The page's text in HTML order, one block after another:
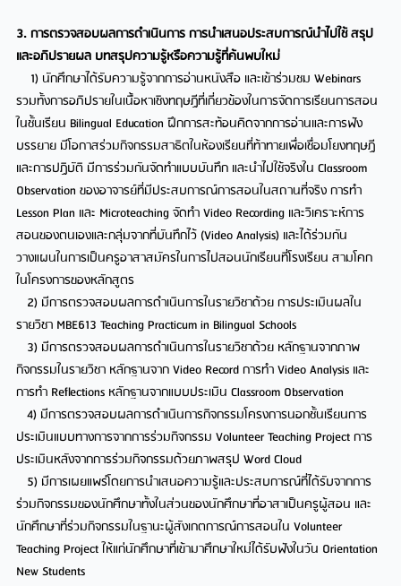
3. การตรวจสอบผลการดำเนินการ การนำเสนอประสบการณ์นำไปใช้ สรุป
และอภิปรายผล บทสรุปความรู้หรือความรู้ที่ค้นพบใหม่
1) นักศึกษาได้รับความรู้จากการอ่านหนังสือ และเข้าร่วมชม Webinars
รวมทั้งการอภิปรายในเนื้อหาเชิงทฤษฏีที่เกี่ยวข้องในการจัดการเรียนการสอน
ในชั้นเรียน Bilingual Education ฝึกการสะท้อนคิดจากการอ่านและการฟัง
บรรยาย มีโอกาสร่วมกิจกรรมสาธิตในห้องเรียนที่ท้าทายเพื่อเชื่อมโยงทฤษฏี
และการปฏิบัติ มีการร่วมกันจัดทำแบบบันทึก และนำไปใช้จริงใน Classroom
Observation ของอาจารย์ที่มีประสบการณ์การสอนในสถานที่จริง การทำ
Lesson Plan และ Microteaching จัดทำ Video Recording และวิเคราะห์การ
สอนของตนเองและกลุ่มจากที่บันทึกไว้ (Video Analysis) และได้ร่วมกัน
วางแผนในการเป็นครูอาสาสมัครในการไปสอนนักเรียนที่โรงเรียน สามโคก
ในโครงการของหลักสูตร
2) มีการตรวจสอบผลการดำเนินการในรายวิชาด้วย การประเมินผลใน
รายวิชา MBE613 Teaching Practicum in Bilingual Schools
3) มีการตรวจสอบผลการดำเนินการในรายวิชาด้วย หลักฐานจากภาพ
กิจกรรมในรายวิชา หลักฐานจาก Video Record การทำ Video Analysis และ
การทำ Reflections หลักฐานจากแบบประเมิน Classroom Observation
4) มีการตรวจสอบผลการดำเนินการกิจกรรมโครงการนอกชั้นเรียนการ
ประเมินแบบทางการจากการร่วมกิจกรรม Volunteer Teaching Project การ
ประเมินหลังจากการร่วมกิจกรรมด้วยภาพสรุป Word Cloud
5) มีการเผยแพร่โดยการนำเสนอความรู้และประสบการณ์ที่ได้รับจากการ
ร่วมกิจกรรมของนักศึกษาทั้งในส่วนของนักศึกษาที่อาสาเป็นครูผู้สอน และ
นักศึกษาที่ร่วมกิจกรรมในฐานะผู้สังเกตการณ์การสอนใน Volunteer
Teaching Project ให้แก่นักศึกษาที่เข้ามาศึกษาใหม่ได้รับฟังในวัน Orientation
New Students